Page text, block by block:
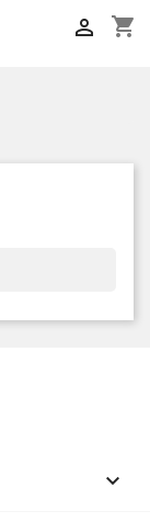
shopping_cart

